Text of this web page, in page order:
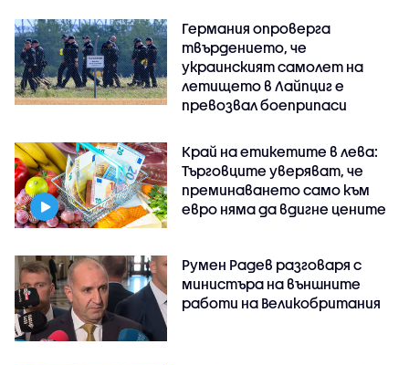
Германия опроверга
твърдението, че
украинският самолет на
летището в Лайпциг е
превозвал боеприпаси
Край на етикетите в лева:
Търговците уверяват, че
преминаването само към
евро няма да вдигне цените
Румен Радев разговаря с
министъра на външните
работи на Великобритания